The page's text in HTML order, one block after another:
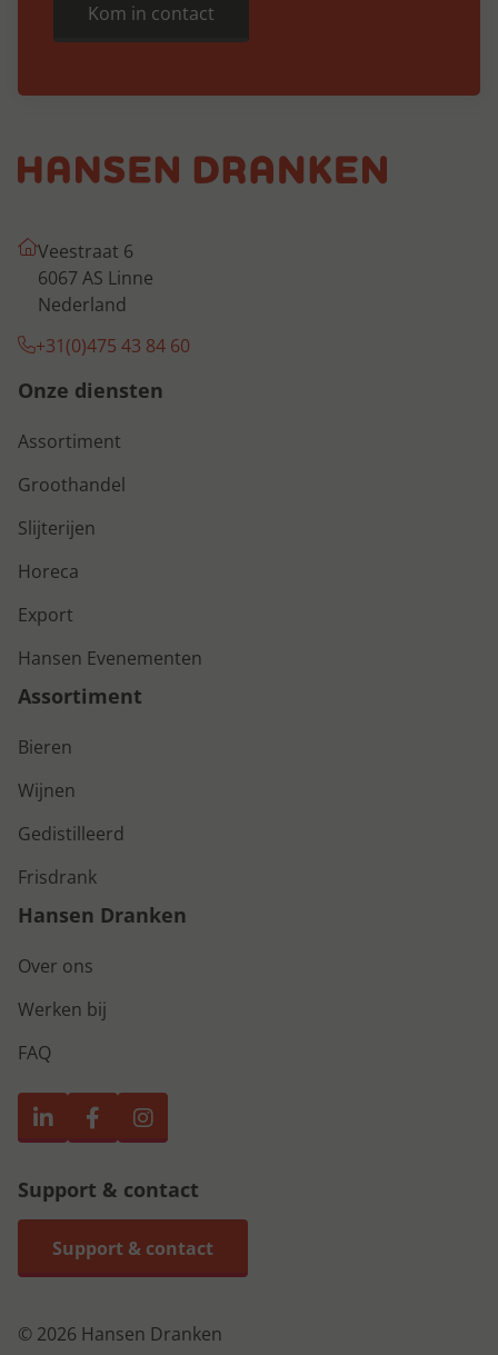
Kom in contact
Veestraat 6
6067 AS Linne
Nederland
+31(0)475 43 84 60
Onze diensten
Assortiment
Groothandel
Slijterijen
Horeca
Export
Hansen Evenementen
Assortiment
Bieren
Wijnen
Gedistilleerd
Frisdrank
Hansen Dranken
Over ons
Werken bij
FAQ
Support & contact
Support & contact
© 2026 Hansen Dranken